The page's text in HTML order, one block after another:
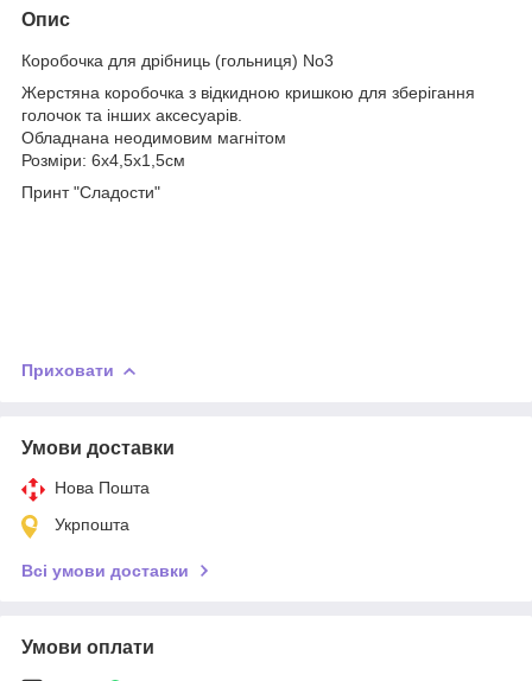
Опис
Коробочка для дрібниць (гольниця) No3
Жерстяна коробочка з відкидною кришкою для зберігання
голочок та інших аксесуарів.
Обладнана неодимовим магнітом
Розміри: 6х4,5х1,5см
Принт "Сладости"
Приховати
Умови доставки
Нова Пошта
Укрпошта
Всі умови доставки
Умови оплати